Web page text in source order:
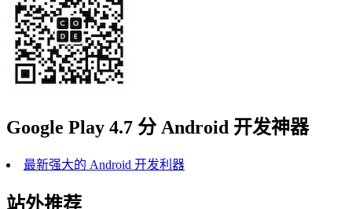
Google Play 4.7 分 Android 开发神器
最新强大的 Android 开发利器
站外推荐